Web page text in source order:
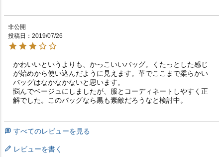
非公開
投稿日
2019/07/26
かわいいというよりも、かっこいいバッグ。くたっとした感じ
が始めから使い込んだように見えます。革でここまで柔らかい
バッグはなかなかないと思います。
悩んでベージュにしましたが、服とコーディネートしやすく正
解でした。このバッグなら黒も素敵だろうなと検討中。
すべてのレビューを見る
レビューを書く